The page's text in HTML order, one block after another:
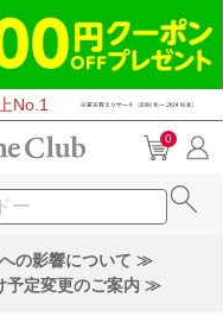
No.1
0
の影響について ≫
予定変更のご案内 ≫